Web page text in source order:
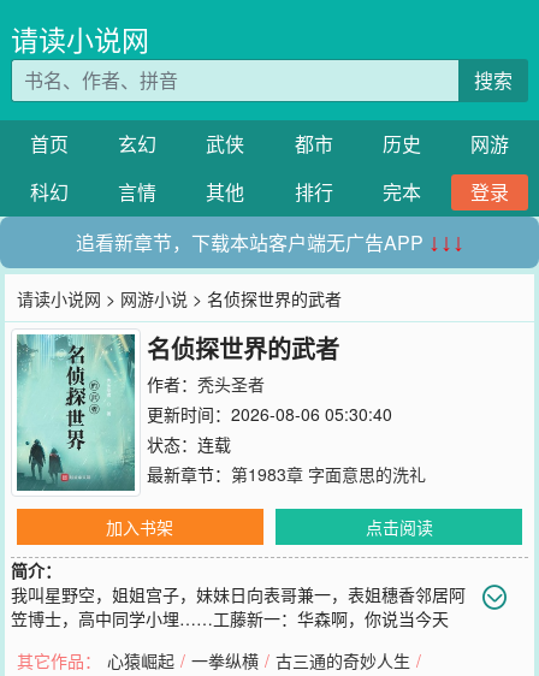
请读小说网
搜索
首页 玄幻 武侠 都市 历史
网游
科幻
言情 其他 排行 完本
登录
追看新章节，下载本站客户端无广告APP ↓↓↓
请读小说网 > 网游小说 > 名侦探世界的武者
名侦探世界的武者
作者： 秃头圣者
更新时间：2026-08-06 05:30:40
状态：连载
最新章节： 第1983章 字面意思的洗礼
加入书架
点击阅读
简介：
我叫星野空，姐姐宫子，妹妹日向表哥兼一，表姐穗香邻居阿
笠博士，高中同学小埋……工藤新一：华森啊，你说当今天
狗找猫，调查外遇的大叔？充其量就是个三流侦探。星野空：服部平
其它作品： 心猿崛起 / 一拳纵横 / 古三通的奇妙人生 /